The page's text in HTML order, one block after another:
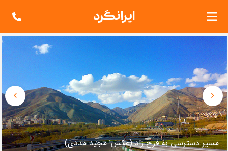
مسير دسترسي به فرح زاد (عکس: مجيد مددي)